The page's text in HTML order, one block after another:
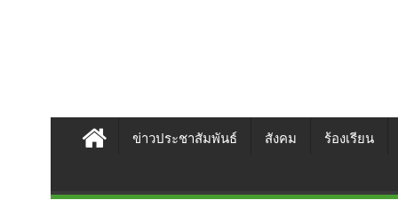
ข่าวประชาสัมพันธ์ สังคม ร้องเรียน